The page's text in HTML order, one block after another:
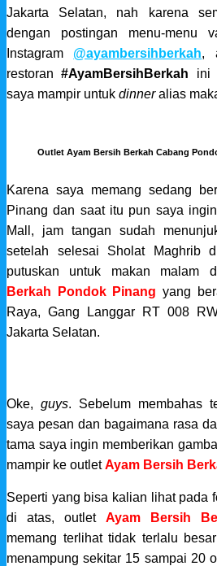
Jakarta Selatan, nah karena
dengan postingan menu-menu
Instagram @ayambersihberkah,
restoran#AyamBersihBerkah ini
saya mampir untuk dinneralias
Outlet Ayam Bersih Berkah Cabang
Karena saya memang sedang
Pinang dan saat itu pun saya
Mall, jam tangan sudah
setelah selesai Sholat Maghrib
putuskan untuk makan malam
Berkah
Pondok Pinang yang
Raya, Gang Langgar RT 008
Jakarta Selatan.
Oke, guys. Sebelum membahas
saya pesan dan bagaimana rasa
tama saya ingin memberikan
mampir ke outletAyam Bersih
Seperti yang bisa kalian lihat pada
di atas, outlet Ayam Bersih
memang terlihat tidak terlalu
menampung sekitar 15 sampai 20